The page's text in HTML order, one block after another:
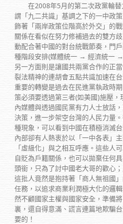
在2008年5月的第二次政黨輪替
謂「九二共識」基調之下的一中政
飾著「兩岸政策位階高於外交」的
關係在看似在努力修補過去的雙方
動配合著中國的對台統戰節奏，門
種階段安排(媒體統一 → 經濟統一
另一方面則是讓國共兩黨合作的正
裂法精神的連胡會五點共識加速在
重要的轉變是過去在民進黨執政時
策必須要透過第三者(如美國)施壓
內媒體與透過國民黨有力人士放話
決策，進一步架空台灣的人民力量
種現象，可以看到中國在積極消滅
內部卻有人熱衷於以「一中各表」
「虛級化」與之相互呼應。這些人
自貶為戶籍關係，也可以拋棄任何
頭銜，只為了討中國老大哥的歡心
這批人竟然是抱持著「商人無祖國
任務，以追求商業利潤極大化的邏
然不顧國家主權與國家安全，準備
裏，還自得意滿、謊言連篇地欺騙
要的！